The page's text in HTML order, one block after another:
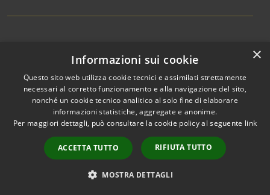
Informativa privacy
Note legali
Dichiarazione di accessibilità
×
Informazioni sui cookie
Questo sito web utilizza cookie tecnici e assimilati strettamente
necessari al corretto funzionamento e alla navigazione del sito,
nonché un cookie tecnico analitico al solo fine di elaborare
informazioni statistiche, aggregate e anonime.
Per maggiori dettagli, può consultare la cookie policy al seguente link
ACCETTA TUTTO RIFIUTA TUTTO
MOSTRA DETTAGLI